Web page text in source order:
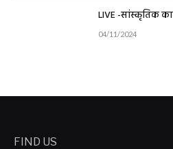
LIVE -सांस्कृतिक
04/11/2024
FIND US